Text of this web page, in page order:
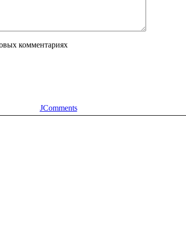
комментариях
JComments